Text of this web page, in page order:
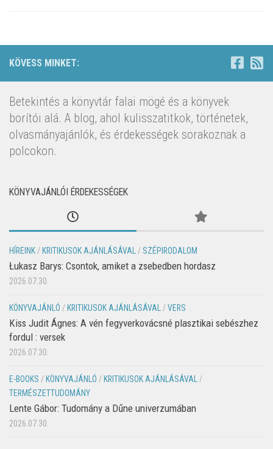
KÖVESS MINKET:
Betekintés a könyvtár falai mögé és a könyvek
borítói alá. A blog, ahol kulisszatitkok, történetek,
olvasmányajánlók, és érdekességek sorakoznak a
polcokon.
KÖNYVAJÁNLÓI ÉRDEKESSÉGEK
HÍREINK/ KRITIKUSOK AJÁNLÁSÁVAL/ SZÉPIRODALOM
Łukasz Barys: Csontok, amiket a zsebedben hordasz
2026.07.30.
KÖNYVAJÁNLÓ / KRITIKUSOK AJÁNLÁSÁVAL/VERS
Kiss Judit Ágnes: A vén fegyverkovácsné plasztikai sebészhez
fordul : versek
2026.07.30.
E-BOOKS / KÖNYVAJÁNLÓ / KRITIKUSOK AJÁNLÁSÁVAL/
TERMÉSZETTUDOMÁNY
Lente Gábor: Tudomány a Dűne univerzumában
2026.07.30.